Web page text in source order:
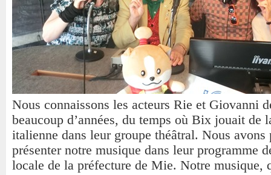
Nous connaissons les acteurs Rie et Giovanni
beaucoup d’années, du temps où Bix jouait de
italienne dans leur groupe théâtral. Nous avons
présenter notre musique dans leur programme
locale de la préfecture de Mie. Notre musique,